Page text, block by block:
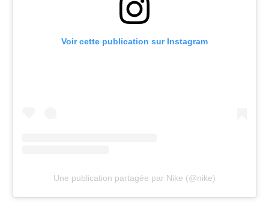
Voir cette publication sur Instagram
Une publication partagée par Nike (@nike)